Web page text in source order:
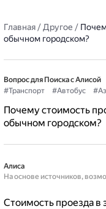
Главная/Другое /
обычном городском?
Вопрос для Поиска с Алисой
#Транспорт
#Автобус
Почему стоимость
обычном городском?
Алиса
На основе источников,
Стоимость проезда в